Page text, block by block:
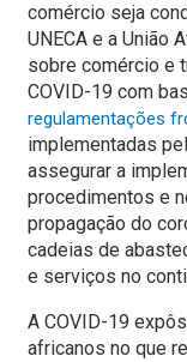
comércio seja
UNECA e a União
sobre comércio e
COVID-19 com
regulamentações
implementadas
assegurar a
procedimentos e
propagação do
cadeias de
e serviços no
A COVID-19
africanos no que